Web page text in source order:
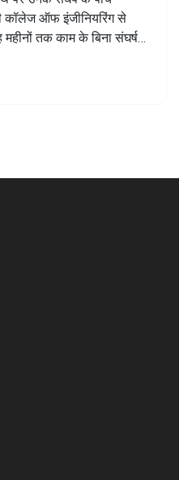
कॉलेज ऑफ इंजीनियरिंग से
तक काम के बिना संघर्ष
में है मेरा दिल' में प्रीत